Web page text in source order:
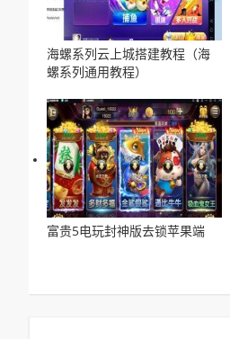
海螺系列云上城搭建教程（海
螺系列通用教程）
富贵5电玩封神版去锁苹果端